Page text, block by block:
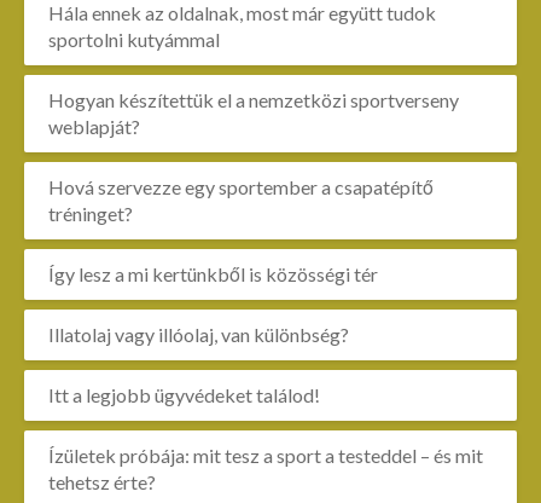
Hála ennek az oldalnak, most már együtt tudok
sportolni kutyámmal
Hogyan készítettük el a nemzetközi sportverseny
weblapját?
Hová szervezze egy sportember a csapatépítő
tréninget?
Így lesz a mi kertünkből is közösségi tér
Illatolaj vagy illóolaj, van különbség?
Itt a legjobb ügyvédeket találod!
Ízületek próbája: mit tesz a sport a testeddel – és mit
tehetsz érte?